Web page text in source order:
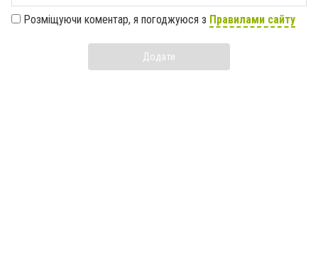
Розміщуючи коментар, я погоджуюся з Правилами сайту
Додати